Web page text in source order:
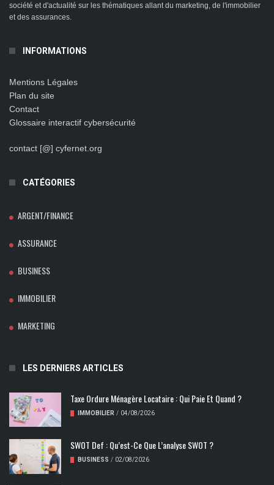
société et d'actualité sur les thématiques allant du marketing, de l'immobilier
et des assurances.
INFORMATIONS
Mentions Légales
Plan du site
Contact
Glossaire interactif cybersécurité
contact [@] cyfernet.org
CATÉGORIES
ARGENT/FINANCE
ASSURANCE
BUSINESS
IMMOBILIER
MARKETING
LES DERNIERS ARTICLES
Taxe Ordure Ménagère Locataire : Qui Paie Et Quand ?
IMMOBILIER / 04/08/2026
SWOT Def : Qu’est-Ce Que L’analyse SWOT ?
BUSINESS / 02/08/2026